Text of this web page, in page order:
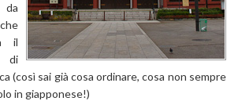
il
di
(così sai già cosa ordinare, cosa non sempre
in giapponese!)